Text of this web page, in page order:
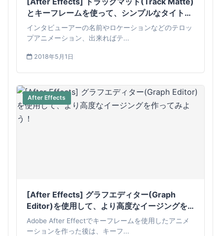
とキーフレームを使って、シンプルなタイトル
を作ってみよう！
インタビューアーの名前やロケーションなどのテロッ
プアニメーション、出来ればテ...
2018年5月1日
After Effects
[After Effects] グラフエディター(Graph
Editor)を使用して、より高度なイージングを
作ってみよう！
Adobe After Effectでキーフレームを使用したアニメ
ーションを作った後は、キーフ...